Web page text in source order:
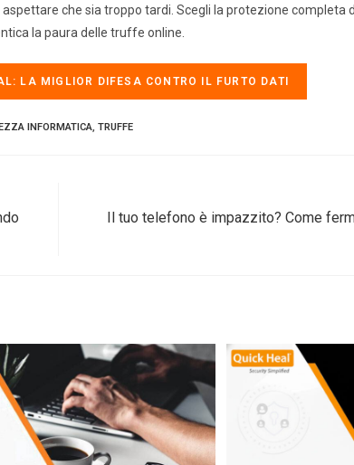
aspettare che sia troppo tardi. Scegli la protezione completa
la paura delle truffe online.
LA MIGLIOR DIFESA CONTRO IL FURTO DATI
INFORMATICA, TRUFFE
Il tuo telefono è impazzito? Come